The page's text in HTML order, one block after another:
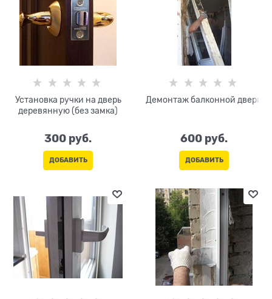
Установка ручки на дверь
деревянную (без замка)
300 руб.
ДОБАВИТЬ
Демонтаж балконной двери
600 руб.
ДОБАВИТЬ